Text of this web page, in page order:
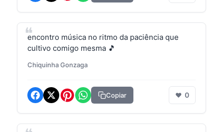
encontro música no ritmo da paciência que
cultivo comigo mesma 🎵
Chiquinha Gonzaga
Copiar ❤ 0